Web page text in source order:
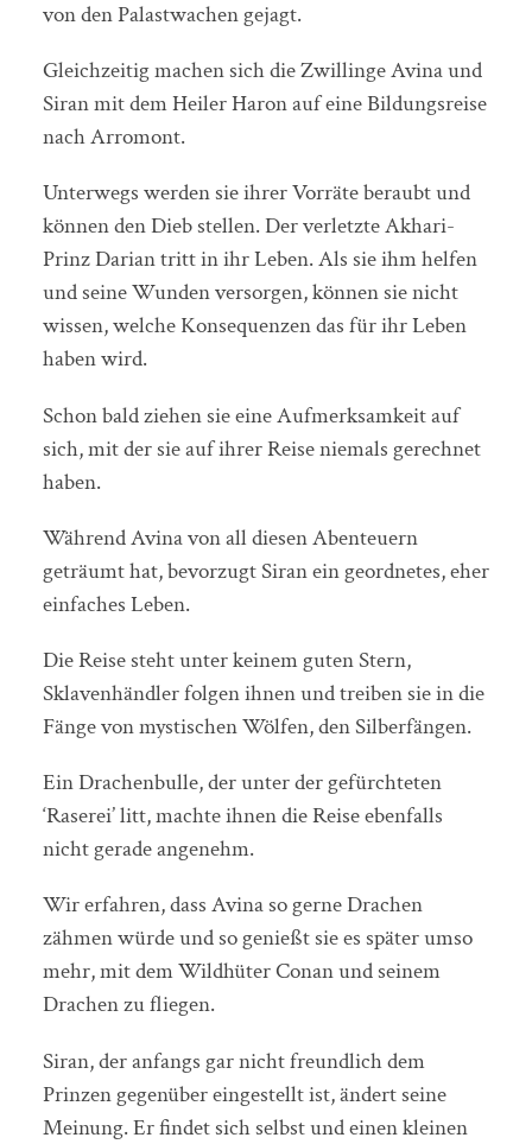
von den Palastwachen gejagt.
Gleichzeitig machen sich die Zwillinge Avina und
Siran mit dem Heiler Haron auf eine Bildungsreise
nach Arromont.
Unterwegs werden sie ihrer Vorräte beraubt und
können den Dieb stellen. Der verletzte Akhari-
Prinz Darian tritt in ihr Leben. Als sie ihm helfen
und seine Wunden versorgen, können sie nicht
wissen, welche Konsequenzen das für ihr Leben
haben wird.
Schon bald ziehen sie eine Aufmerksamkeit auf
sich, mit der sie auf ihrer Reise niemals gerechnet
haben.
Während Avina von all diesen Abenteuern
geträumt hat, bevorzugt Siran ein geordnetes, eher
einfaches Leben.
Die Reise steht unter keinem guten Stern,
Sklavenhändler folgen ihnen und treiben sie in die
Fänge von mystischen Wölfen, den Silberfängen.
Ein Drachenbulle, der unter der gefürchteten
‘Raserei’ litt, machte ihnen die Reise ebenfalls
nicht gerade angenehm.
Wir erfahren, dass Avina so gerne Drachen
zähmen würde und so genießt sie es später umso
mehr, mit dem Wildhüter Conan und seinem
Drachen zu fliegen.
Siran, der anfangs gar nicht freundlich dem
Prinzen gegenüber eingestellt ist, ändert seine
Meinung. Er findet sich selbst und einen kleinen